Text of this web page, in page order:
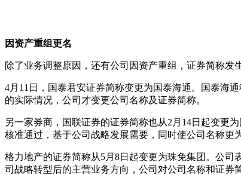
因资产重组更名
除了业务调整原因，还有公司因资产重组，证券简称发
4月11日，国泰君安证券简称变更为国泰海通。国泰海
的实际情况，公司才变更公司名称及证券简称。
另一家券商，国联证券的证券简称也从2月14日起变更
核准通过，基于公司战略发展需要，同时使公司名称更
格力地产的证券简称从5月8日起变更为珠免集团。公
司战略转型后的主营业务方向，公司对公司名称和证券